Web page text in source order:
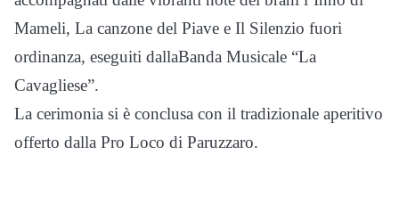
Mameli, La canzone del Piave e Il Silenzio fuori
ordinanza, eseguiti dallaBanda Musicale “La
Cavagliese”.
La cerimonia si è conclusa con il tradizionale aperitivo
offerto dalla Pro Loco di Paruzzaro.